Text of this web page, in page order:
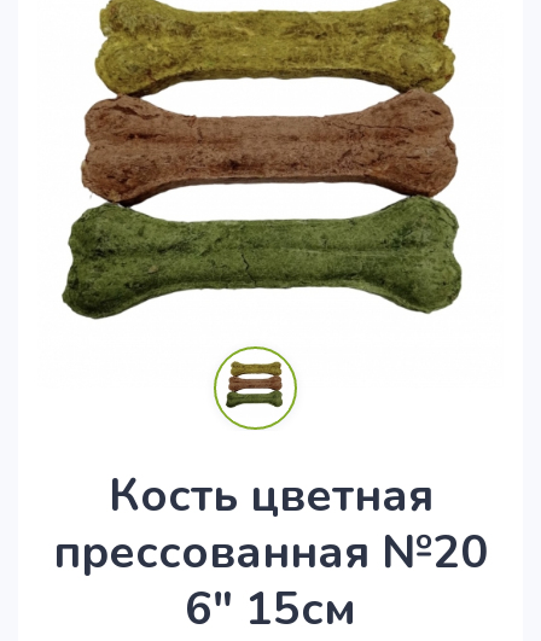
Кость цветная
прессованная №20
6" 15см